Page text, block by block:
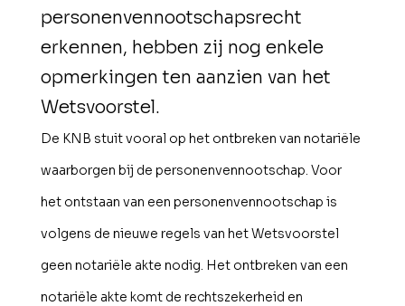
personenvennootschapsrecht
erkennen, hebben zij nog enkele
opmerkingen ten aanzien van het
Wetsvoorstel.
De KNB stuit vooral op het ontbreken van notariële
waarborgen bij de personenvennootschap. Voor
het ontstaan van een personenvennootschap is
volgens de nieuwe regels van het Wetsvoorstel
geen notariële akte nodig. Het ontbreken van een
notariële akte komt de rechtszekerheid en